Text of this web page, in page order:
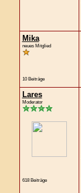
Mika
neues Mitglied
10 Beiträge
Lares
Moderator
618 Beiträge